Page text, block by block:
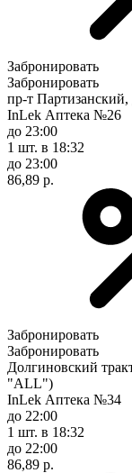
Забронировать
Забронировать
пр-т
InLek Аптека №26
до 23:00
1 шт. в 18:32
до 23:00
86,89 р.
Забронировать
Забронировать
Долгиновский
"ALL")
InLek Аптека №34
до 22:00
1 шт. в 18:32
до 22:00
86,89 р.